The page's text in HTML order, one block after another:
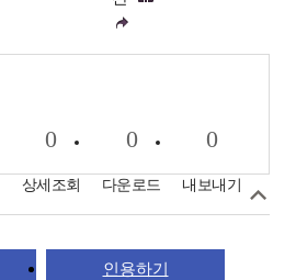
0
상세조회
0
다운로드
0
내보내기
인용하기